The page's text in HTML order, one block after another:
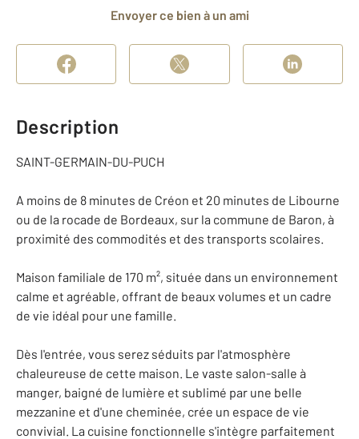
Envoyer ce bien à un ami
Description
SAINT-GERMAIN-DU-PUCH
A moins de 8 minutes de Créon et 20 minutes de Libourne
ou de la rocade de Bordeaux, sur la commune de Baron, à
proximité des commodités et des transports scolaires.
Maison familiale de 170 m², située dans un environnement
calme et agréable, offrant de beaux volumes et un cadre
de vie idéal pour une famille.
Dès l'entrée, vous serez séduits par l'atmosphère
chaleureuse de cette maison. Le vaste salon-salle à
manger, baigné de lumière et sublimé par une belle
mezzanine et d'une cheminée, crée un espace de vie
convivial. La cuisine fonctionnelle s'intègre parfaitement